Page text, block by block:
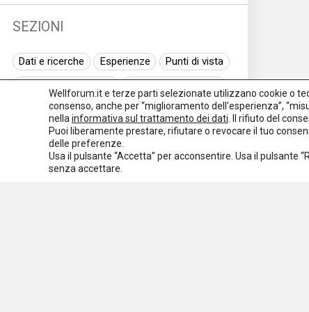
SEZIONI
Dati e ricerche Esperienze
Punti di vista
Normativa europea
Rassegna normativa
I seminari di Welforum
Eventi
Spazio ai promotori
Wellforum.it e terze parti selezionate utilizzano cookie o
consenso, anche per “miglioramento dell'esperienza”,
nella informativa sul trattamento dei dati . Il rifiuto del
Puoi liberamente prestare, rifiutare o revocare il tuo
delle preferenze.
Usa il pulsante “Accetta” per acconsentire. Usa il pulsante
senza accettare.